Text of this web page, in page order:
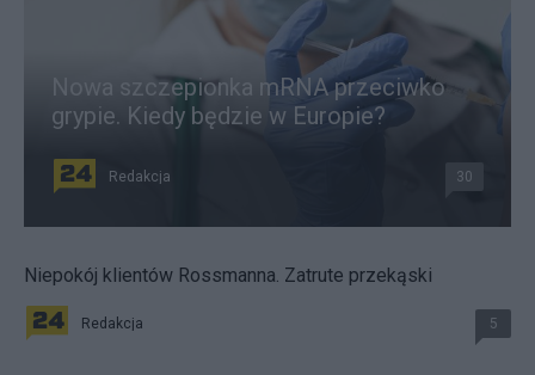
Nowa szczepionka mRNA przeciwko
grypie. Kiedy będzie w Europie?
Redakcja 30
Niepokój klientów Rossmanna. Zatrute przekąski
Redakcja 5